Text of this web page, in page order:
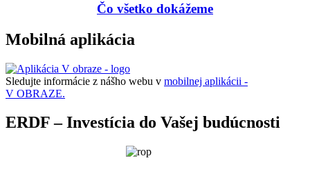
Čo všetko dokážeme
Mobilná aplikácia
Sledujte informácie z nášho webu v mobilnej aplikácii -
V OBRAZE.
ERDF – Investícia do Vašej budúcnosti